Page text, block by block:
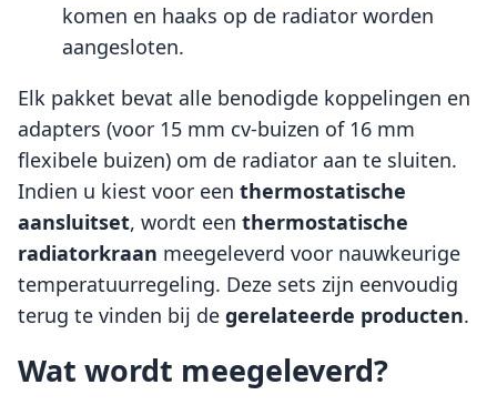
komen en haaks op de radiator worden
aangesloten.
Elk pakket bevat alle benodigde koppelingen en
adapters (voor 15 mm cv-buizen of 16 mm
flexibele buizen) om de radiator aan te sluiten.
Indien u kiest voor een thermostatische
aansluitset, wordt een thermostatische
radiatorkraan meegeleverd voor nauwkeurige
temperatuurregeling. Deze sets zijn eenvoudig
terug te vinden bij de gerelateerde producten.
Wat wordt meegeleverd?